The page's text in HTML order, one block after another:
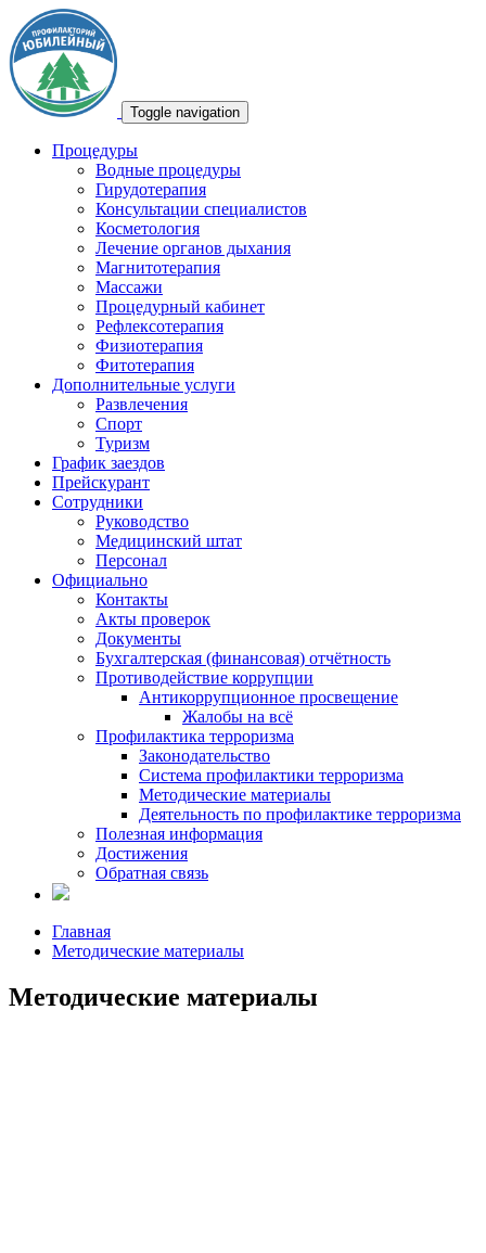
Toggle navigation
Процедуры
Водные процедуры
Гирудотерапия
Консультации специалистов
Косметология
Лечение органов дыхания
Магнитотерапия
Массажи
Процедурный кабинет
Рефлексотерапия
Физиотерапия
Фитотерапия
Дополнительные услуги
Развлечения
Спорт
Туризм
График заездов
Прейскурант
Сотрудники
Руководство
Медицинский штат
Персонал
Официально
Контакты
Акты проверок
Документы
Бухгалтерская (финансовая) отчётность
Противодействие коррупции
Антикоррупционное просвещение
Жалобы на всё
Профилактика терроризма
Законодательство
Система профилактики терроризма
Методические материалы
Деятельность по профилактике терроризма
Полезная информация
Достижения
Обратная связь
Главная
Методические материалы
Методические материалы